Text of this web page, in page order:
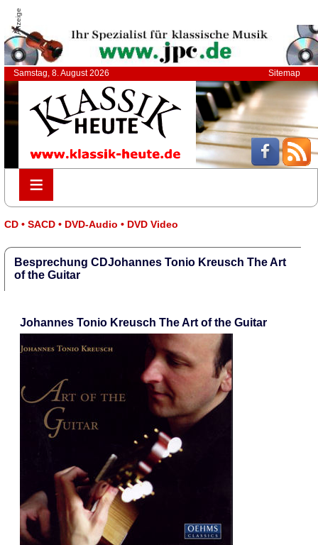
Anzeige
Samstag, 8. August 2026 Sitemap
≡
≡
CD • SACD • DVD-Audio • DVD Video
Besprechung CDJohannes Tonio Kreusch The Art
of the Guitar
Johannes Tonio Kreusch The Art of the Guitar